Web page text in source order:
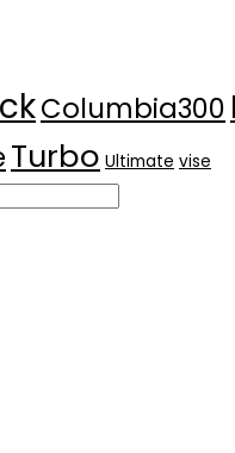
Columbia300
Turbo Ultimate vise